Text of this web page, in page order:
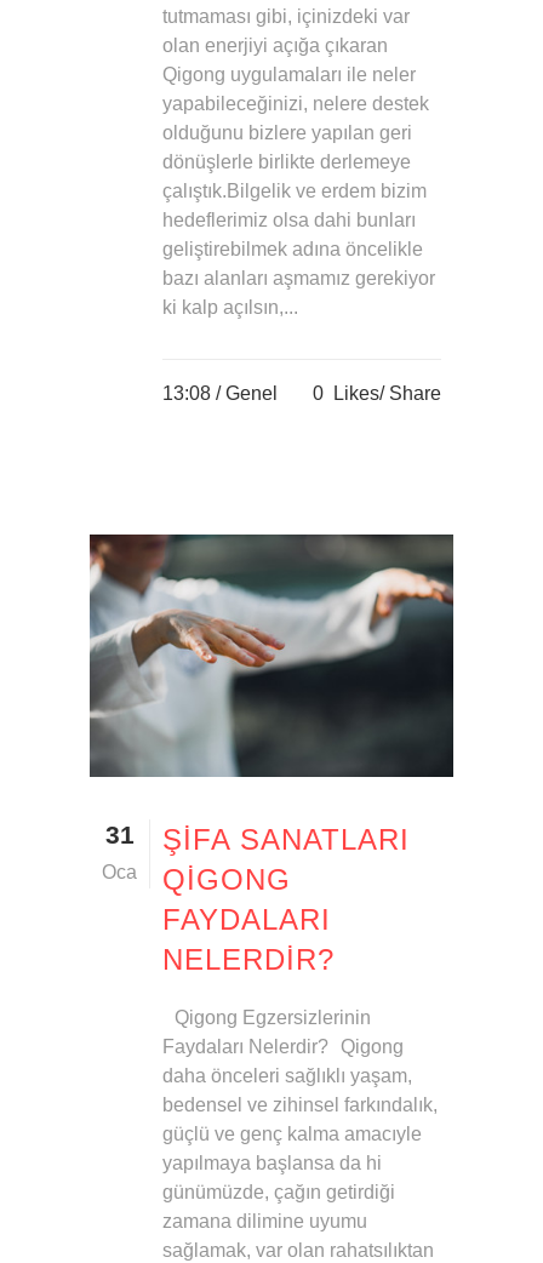
tutmaması gibi, içinizdeki var
olan enerjiyi açığa çıkaran
Qigong uygulamaları ile neler
yapabileceğinizi, nelere destek
olduğunu bizlere yapılan geri
dönüşlerle birlikte derlemeye
çalıştık.Bilgelik ve erdem bizim
hedeflerimiz olsa dahi bunları
geliştirebilmek adına öncelikle
bazı alanları aşmamız gerekiyor
ki kalp açılsın,...
13:08 /Genel 0 Likes Share
31
Oca
ŞIFA SANATLARI
QIGONG
FAYDALARI
NELERDIR?
Qigong Egzersizlerinin
Faydaları Nelerdir? Qigong
daha önceleri sağlıklı yaşam,
bedensel ve zihinsel farkındalık,
güçlü ve genç kalma amacıyle
yapılmaya başlansa da hi
günümüzde, çağın getirdiği
zamana dilimine uyumu
sağlamak, var olan rahatsılıktan